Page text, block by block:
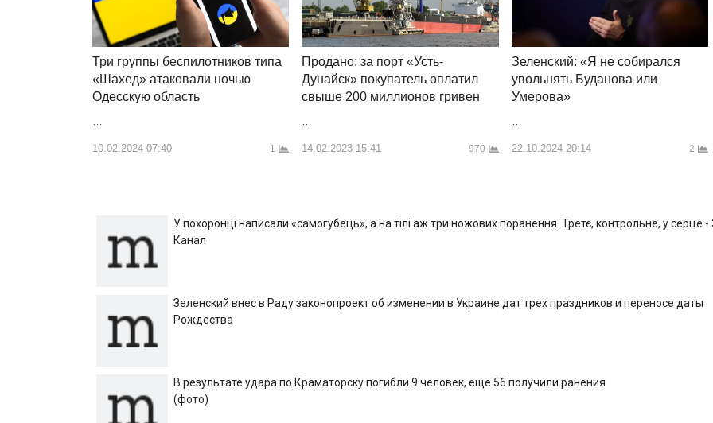
Три группы беспилотников типа
«Шахед» атаковали ночью
Одесскую область
…
10.02.2024 07:40 1
Продано: за порт «Усть-
Дунайск» покупатель оплатил
свыше 200 миллионов гривен
…
14.02.2023 15:41 970
Зеленский: «Я не собирался
увольнять Буданова или
Умерова»
…
22.10.2024 20:14 2
У похоронці написали «самогубець», а на тілі аж три ножових поранення. Третє, контрольне, у серце -
Канал
Зеленский внес в Раду законопроект об изменении в Украине дат трех праздников и переносе даты
Рождества
В результате удара по Краматорску погибли 9 человек, еще 56 получили ранения
(фото)